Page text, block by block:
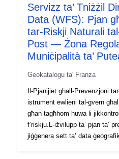
Tip:
Servizz ta’ Tniżżil
Data (WFS): Pjan
tar-Riskji Naturali
Post — Żona
Muniċipalità ta’
Ġeokatalogu ta' Franza
Il-Pjanijiet għall-Prevenzjoni
istrument ewlieni tal-gvern
għan tagħhom huwa li
f’riskju.L-iżvilupp ta’ pjan ta’
jiġġenera sett ta’ data